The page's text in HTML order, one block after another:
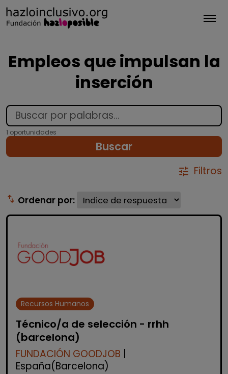
Empleos que impulsan la
inserción
1 oportunidades
Buscar
tune Filtros
swap_vert Ordenar por:
Recursos Humanos
Técnico/a de selección - rrhh
(barcelona)
FUNDACIÓN GOODJOB
España(Barcelona)